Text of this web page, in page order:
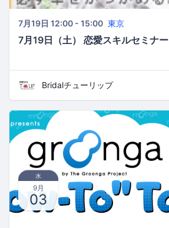
7月19日 12:00 - 15:00 東京
7月19日（土） 恋愛スキルセミナー
Bridalチューリップ
水
9月
03